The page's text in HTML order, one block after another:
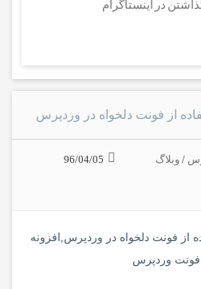
در اینستاگرام
از فونت دلخواه در وردپرس
/ وبلاگ 96/04/05